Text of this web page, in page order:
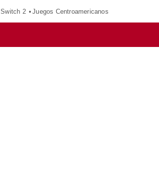
Switch 2 Juegos Centroamericanos